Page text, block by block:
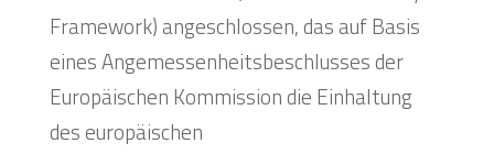
Framework) angeschlossen, das auf Basis
eines Angemessenheitsbeschlusses der
Europäischen Kommission die Einhaltung
des europäischen